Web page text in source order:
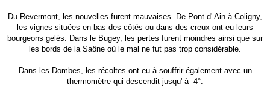
Du Revermont, les nouvelles furent mauvaises. De Pont d' Ain à Coligny,
les vignes situées en bas des côtés ou dans des creux ont eu leurs
bourgeons gelés. Dans le Bugey, les pertes furent moindres ainsi que sur
les bords de la Saône où le mal ne fut pas trop considérable.
Dans les Dombes, les récoltes ont eu à souffrir également avec un
thermomètre qui descendit jusqu' à -4°.